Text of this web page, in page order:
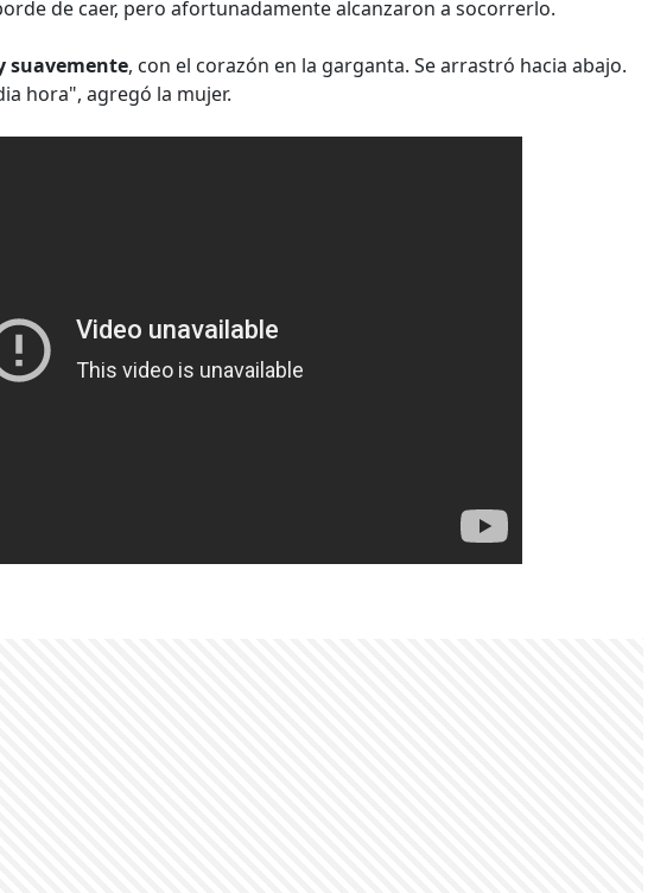
de caer, pero afortunadamente alcanzaron a socorrerlo.
suavemente, con el corazón en la garganta. Se arrastró hacia abajo.
hora", agregó la mujer.